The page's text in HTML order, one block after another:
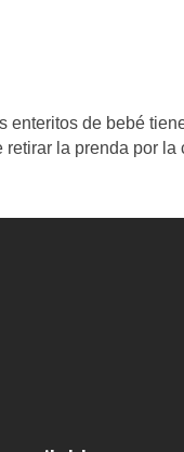
enteritos de bebé
la prenda por